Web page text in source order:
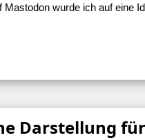
Mastodon wurde ich auf eine
Darstellung